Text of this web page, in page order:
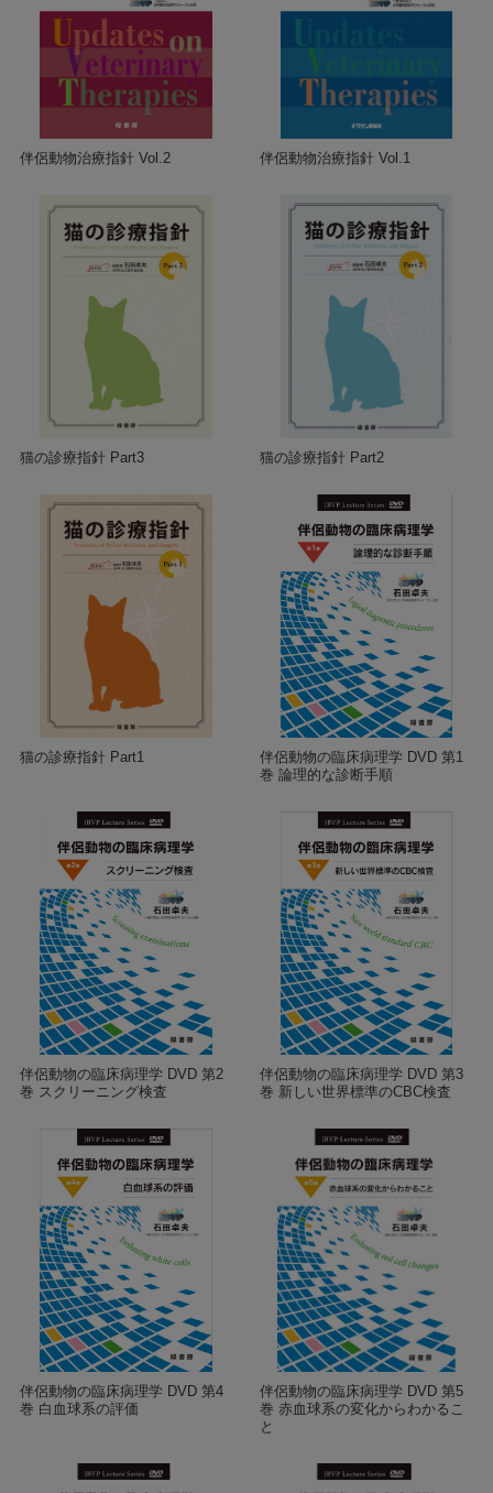
伴侶動物治療指針 Vol.2 伴侶動物治療指針 Vol.1
猫の診療指針 Part3 猫の診療指針 Part2
猫の診療指針 Part1
伴侶動物の臨床病理学 DVD 第1
巻 論理的な診断手順
伴侶動物の臨床病理学 DVD 第2
巻 スクリーニング検査
伴侶動物の臨床病理学 DVD 第3
巻 新しい世界標準のCBC検査
伴侶動物の臨床病理学 DVD 第4
巻 白血球系の評価
伴侶動物の臨床病理学 DVD 第5
巻 赤血球系の変化からわかるこ
と